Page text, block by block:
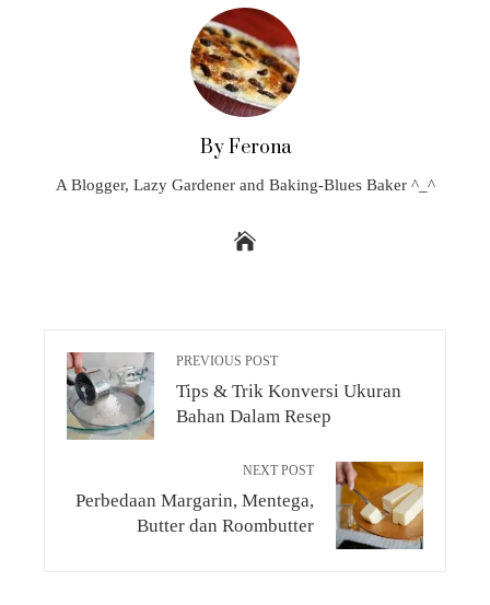
By Ferona
A Blogger, Lazy Gardener and Baking-Blues Baker ^_^
PREVIOUS POST
Tips & Trik Konversi Ukuran
Bahan Dalam Resep
NEXT POST
Perbedaan Margarin, Mentega,
Butter dan Roombutter